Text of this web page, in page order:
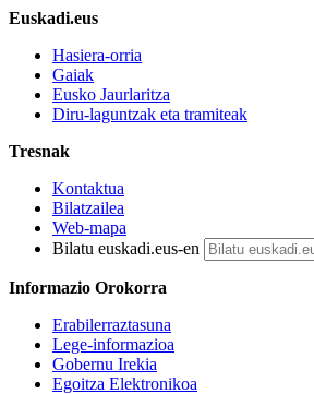
Euskadi.eus
Hasiera-orria
Gaiak
Eusko Jaurlaritza
Diru-laguntzak eta tramiteak
Tresnak
Kontaktua
Bilatzailea
Web-mapa
Bilatu euskadi.eus-en
Informazio Orokorra
Erabilerraztasuna
Lege-informazioa
Gobernu Irekia
Egoitza Elektronikoa